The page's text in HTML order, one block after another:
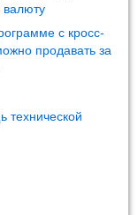
валюту
с кросс-
продавать за
технической